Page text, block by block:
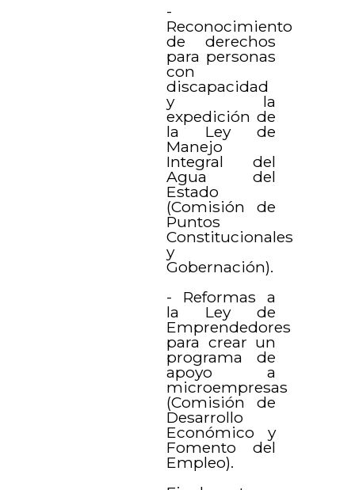
-
Reconocimiento
de derechos
para personas
con
discapacidad
y la
expedición de
la Ley de
Manejo
Integral del
Agua del
Estado
(Comisión de
Puntos
Constitucionales
y
Gobernación).
- Reformas a
la Ley de
Emprendedores
para crear un
programa de
apoyo a
microempresas
(Comisión de
Desarrollo
Económico y
Fomento del
Empleo).